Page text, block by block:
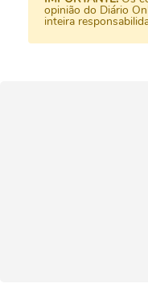
opinião do Diário
inteira